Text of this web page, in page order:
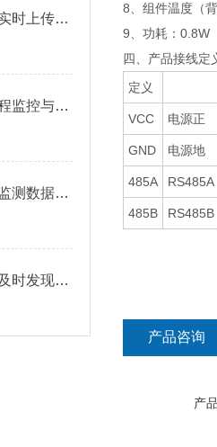
光伏环境监测仪—数据可实时上传至监控平台，支持历史数据查询与趋势分析
光伏环境监测仪—实现远程监控与智能分析，保障光伏电站安全高效运行
光伏太阳能环境监测仪—监测数据通过多种通信方式传输，实现远程监控和管理
光伏电站环境监测仪—可及时发现设备故障隐患，提高电站发电量和经济效益
8、组件温度（
9、功耗：0.8W
四、产品接线定
定义
VCC 电源正
GND 电源地
485A RS485A
485B RS485B
产品咨询
产